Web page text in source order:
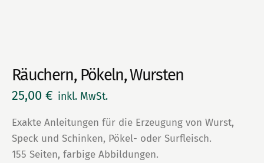
Räuchern, Pökeln, Wursten
25,00 € inkl. MwSt.
Exakte Anleitungen für die Erzeugung von Wurst,
Speck und Schinken, Pökel- oder Surfleisch.
155 Seiten, farbige Abbildungen.